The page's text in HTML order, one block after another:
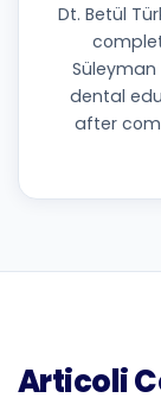
Dt. Betül
Süleyman
dental
after
Articoli